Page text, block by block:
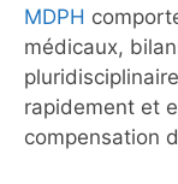
MDPH
médicaux,
rapidement et
compensation